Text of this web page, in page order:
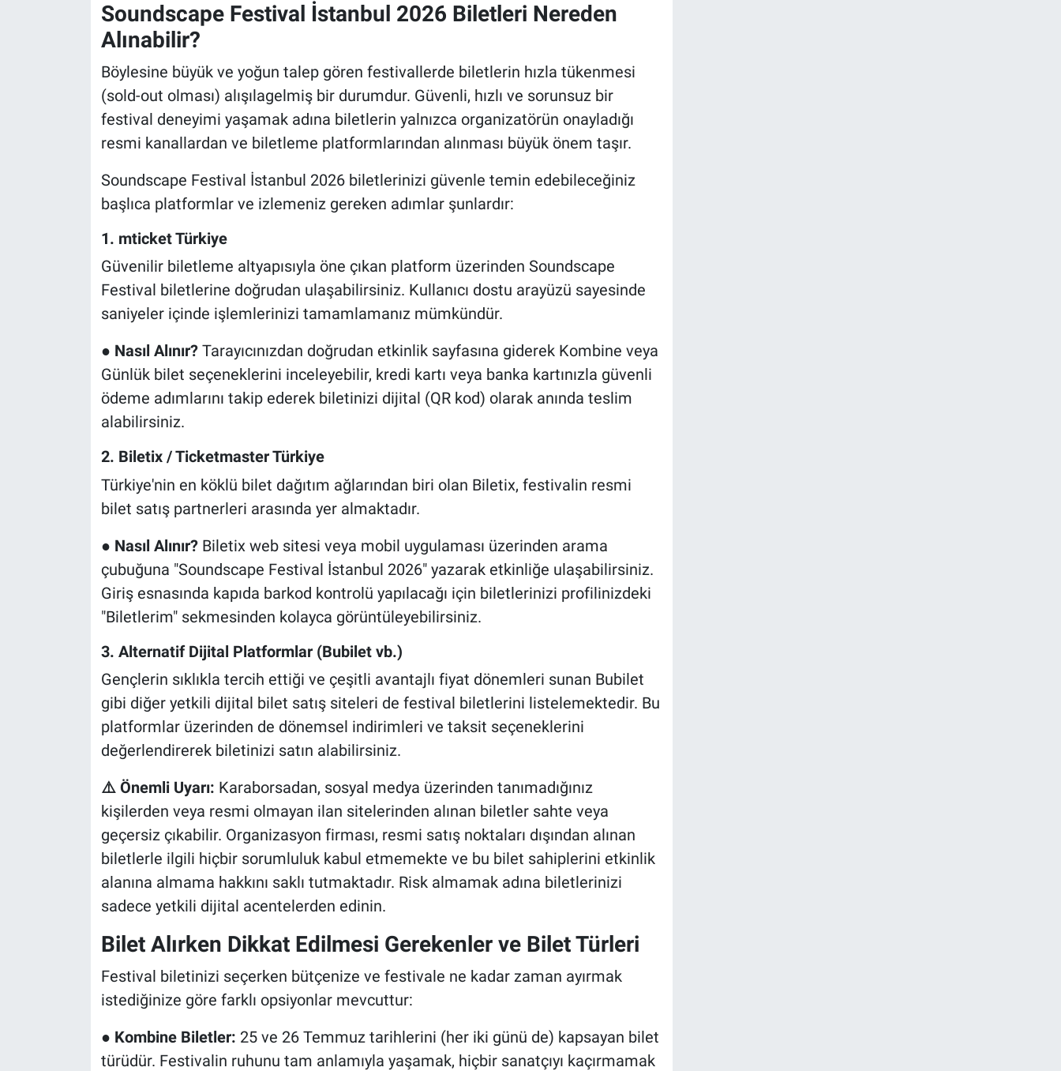
Soundscape Festival İstanbul 2026 Biletleri Nereden
Alınabilir?
Böylesine büyük ve yoğun talep gören festivallerde biletlerin hızla tükenmesi
(sold-out olması) alışılagelmiş bir durumdur. Güvenli, hızlı ve sorunsuz bir
festival deneyimi yaşamak adına biletlerin yalnızca organizatörün onayladığı
resmi kanallardan ve biletleme platformlarından alınması büyük önem taşır.
Soundscape Festival İstanbul 2026 biletlerinizi güvenle temin edebileceğiniz
başlıca platformlar ve izlemeniz gereken adımlar şunlardır:
1. mticket Türkiye
Güvenilir biletleme altyapısıyla öne çıkan platform üzerinden Soundscape
Festival biletlerine doğrudan ulaşabilirsiniz. Kullanıcı dostu arayüzü sayesinde
saniyeler içinde işlemlerinizi tamamlamanız mümkündür.
● Nasıl Alınır?Tarayıcınızdan doğrudan etkinlik sayfasına giderek Kombine veya
Günlük bilet seçeneklerini inceleyebilir, kredi kartı veya banka kartınızla güvenli
ödeme adımlarını takip ederek biletinizi dijital (QR kod) olarak anında teslim
alabilirsiniz.
2. Biletix / Ticketmaster Türkiye
Türkiye'nin en köklü bilet dağıtım ağlarından biri olan Biletix, festivalin resmi
bilet satış partnerleri arasında yer almaktadır.
● Nasıl Alınır?Biletix web sitesi veya mobil uygulaması üzerinden arama
çubuğuna "Soundscape Festival İstanbul 2026" yazarak etkinliğe ulaşabilirsiniz.
Giriş esnasında kapıda barkod kontrolü yapılacağı için biletlerinizi profilinizdeki
"Biletlerim" sekmesinden kolayca görüntüleyebilirsiniz.
3. Alternatif Dijital Platformlar (Bubilet vb.)
Gençlerin sıklıkla tercih ettiği ve çeşitli avantajlı fiyat dönemleri sunan Bubilet
gibi diğer yetkili dijital bilet satış siteleri de festival biletlerini listelemektedir. Bu
platformlar üzerinden de dönemsel indirimleri ve taksit seçeneklerini
değerlendirerek biletinizi satın alabilirsiniz.
⚠️ Önemli Uyarı: Karaborsadan, sosyal medya üzerinden tanımadığınız
kişilerden veya resmi olmayan ilan sitelerinden alınan biletler sahte veya
geçersiz çıkabilir. Organizasyon firması, resmi satış noktaları dışından alınan
biletlerle ilgili hiçbir sorumluluk kabul etmemekte ve bu bilet sahiplerini etkinlik
alanına almama hakkını saklı tutmaktadır. Risk almamak adına biletlerinizi
sadece yetkili dijital acentelerden edinin.
Bilet Alırken Dikkat Edilmesi Gerekenler ve Bilet Türleri
Festival biletinizi seçerken bütçenize ve festivale ne kadar zaman ayırmak
istediğinize göre farklı opsiyonlar mevcuttur:
● Kombine Biletler: 25 ve 26 Temmuz tarihlerini (her iki günü de) kapsayan bilet
türüdür. Festivalin ruhunu tam anlamıyla yaşamak, hiçbir sanatçıyı kaçırmamak